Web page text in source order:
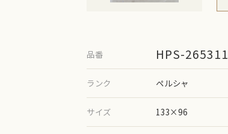
品番 HPS-265311
ランク ペルシャ
サイズ 133×96